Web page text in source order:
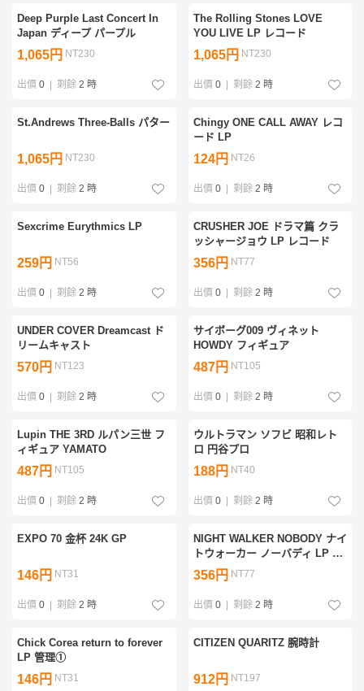
Deep Purple Last Concert In
Japan ディープ パープル
1,065円 NT230
出價 0 剩餘 2 時
The Rolling Stones LOVE
YOU LIVE LP レコード
1,065円 NT230
出價 0 剩餘 2 時
St.Andrews Three-Balls パター
1,065円 NT230
出價 0 剩餘 2 時
Chingy ONE CALL AWAY レコ
ード LP
124円 NT26
出價 0 剩餘 2 時
Sexcrime Eurythmics LP
259円 NT56
出價 0 剩餘 2 時
CRUSHER JOE ドラマ篇 クラ
ッシャージョウ LP レコード
356円 NT77
出價 0 剩餘 2 時
UNDER COVER Dreamcast ド
リームキャスト
570円 NT123
出價 0 剩餘 2 時
サイボーグ009 ヴィネット
HOWDY フィギュア
487円 NT105
出價 0 剩餘 2 時
Lupin THE 3RD ルパン三世 フ
ィギュア YAMATO
487円 NT105
出價 0 剩餘 2 時
ウルトラマン ソフビ 昭和レト
ロ 円谷プロ
188円 NT40
出價 0 剩餘 2 時
EXPO 70 金杯 24K GP
146円 NT31
出價 0 剩餘 2 時
NIGHT WALKER NOBODY ナイ
トウォーカー ノーバディ LP 未
開封品
356円 NT77
出價 0 剩餘 2 時
Chick Corea return to forever
LP 管理①
146円 NT31
CITIZEN QUARITZ 腕時計
912円 NT197